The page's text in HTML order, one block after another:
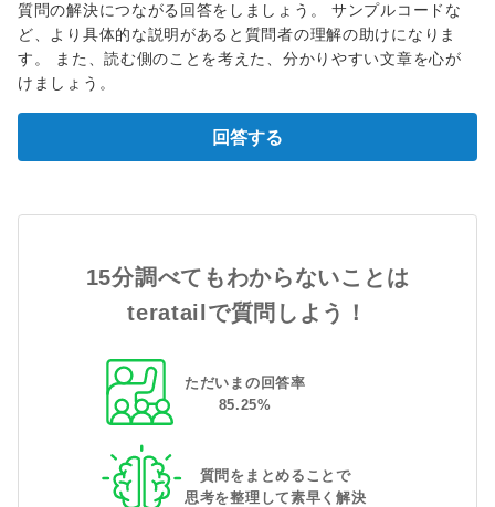
質問の解決につながる回答をしましょう。 サンプルコードな
ど、より具体的な説明があると質問者の理解の助けになりま
す。 また、読む側のことを考えた、分かりやすい文章を心が
けましょう。
回答する
15分調べてもわからないことは
teratailで質問しよう！
ただいまの回答率
85.25%
質問をまとめることで
思考を整理して素早く解決